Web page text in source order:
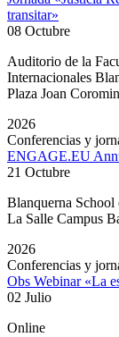
transitar»
08 Octubre
Auditorio de la
Internacionales
Plaza Joan
2026
Conferencias y
ENGAGE.EU
21 Octubre
Blanquerna School
La Salle Campus
2026
Conferencias y
Obs Webinar «La
02 Julio
Online